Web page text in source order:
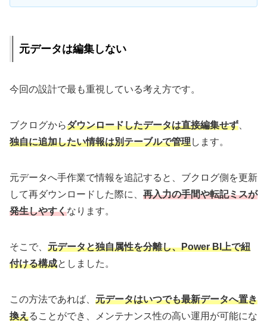
元データは編集しない
今回の設計で最も重視している考え方です。
ブクログからダウンロードしたデータは直接編集せず
独自に追加したい情報は別テーブルで管理します。
元データへ手作業で情報を追記すると、ブクログ側を更新
して再ダウンロードした際に、 再入力の手間や転記ミスが
発生しやすくなります。
そこで、 元データと独自属性を分離し、Power BI上で紐
付ける構成としました。
この方法であれば、 元データはいつでも最新データへ置き
換えることができ、メンテナンス性の高い運用が可能にな